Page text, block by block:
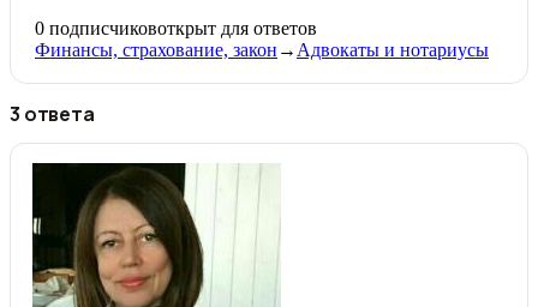
0 подписчиковоткрыт для ответов
Финансы, страхование, закон →Адвокаты и нoтариусы
3 ответа